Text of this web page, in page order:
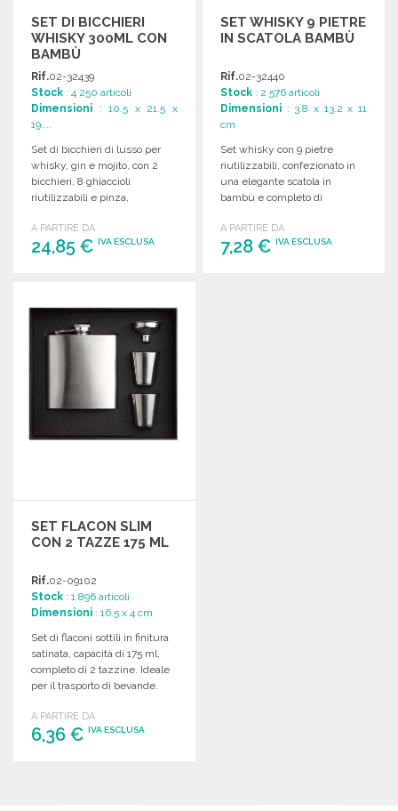
SET DI BICCHIERI
WHISKY 300ML CON
BAMBÙ
Rif.02-32439
Stock : 4 250 articoli
Dimensioni : 10.5 x 21.5 x
19....
Set di bicchieri di lusso per
whisky, gin e mojito, con 2
bicchieri, 8 ghiaccioli
riutilizzabili e pinza,
A PARTIRE DA
24,85 € IVA ESCLUSA
Richiedi un preventivo
SET WHISKY 9 PIETRE
IN SCATOLA BAMBÙ
Rif.02-32440
Stock : 2 576 articoli
Dimensioni : 3.8 x 13.2 x 11
cm
Set whisky con 9 pietre
riutilizzabili, confezionato in
una elegante scatola in
bambù e completo di
A PARTIRE DA
7,28 €IVA ESCLUSA
SET FLACON SLIM
CON 2 TAZZE 175 ML
Rif.02-09102
Stock : 1 896 articoli
Dimensioni : 16.5 x 4 cm
Set di flaconi sottili in finitura
satinata, capacità di 175 ml,
completo di 2 tazzine. Ideale
per il trasporto di bevande.
A PARTIRE DA
6,36 € IVA ESCLUSA